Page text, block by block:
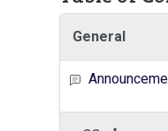
General